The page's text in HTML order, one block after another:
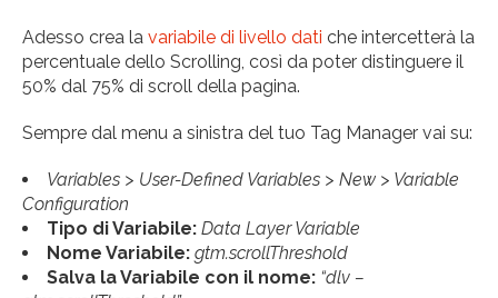
Adesso crea la variabile di livello dati che intercetterà la
percentuale dello Scrolling, così da poter distinguere il
50% dal 75% di scroll della pagina.
Sempre dal menu a sinistra del tuo Tag Manager vai su:
Variables > User-Defined Variables > New > Variable
Configuration
Tipo di Variabile: Data Layer Variable
Nome Variabile: gtm.scrollThreshold
Salva la Variabile con il nome: “dlv –